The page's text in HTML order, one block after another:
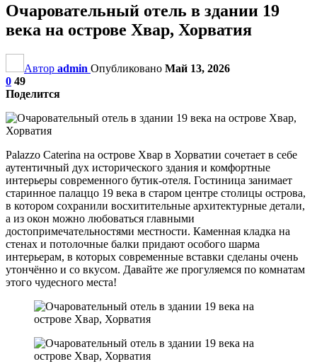
Очаровательный отель в здании 19
века на острове Хвар, Хорватия
Автор admin Опубликовано Май 13, 2026
0 49
Поделится
Palazzo Caterina на острове Хвар в Хорватии сочетает в себе
аутентичный дух исторического здания и комфортные
интерьеры современного бутик-отеля. Гостиница занимает
старинное палаццо 19 века в старом центре столицы острова,
в котором сохранили восхитительные архитектурные детали,
а из окон можно любоваться главными
достопримечательностями местности. Каменная кладка на
стенах и потолочные балки придают особого шарма
интерьерам, в которых современные вставки сделаны очень
утончённо и со вкусом. Давайте же прогуляемся по комнатам
этого чудесного места!